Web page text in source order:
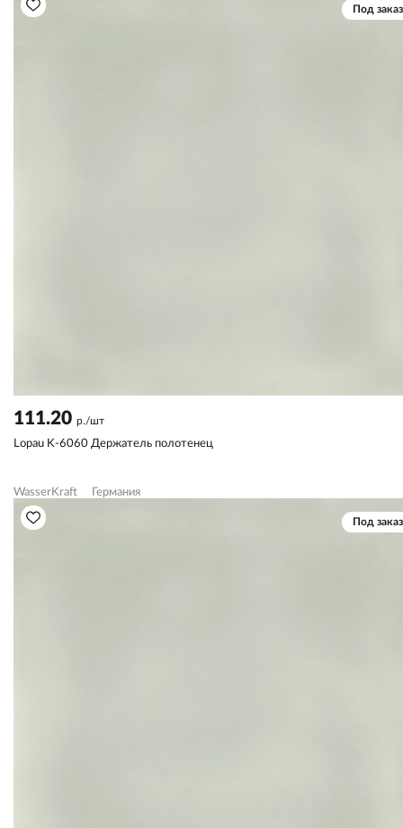
Под заказ
111.20 р./шт
Lopau K-6060 Держатель полотенец
WasserKraft Германия
Под заказ